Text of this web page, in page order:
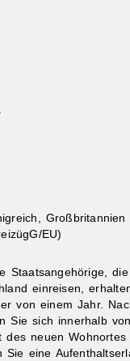
EU)
Staatsangehörige,
einreisen,
von einem Jahr.
Sie sich innerhalb
des neuen Wohnortes
Sie eine